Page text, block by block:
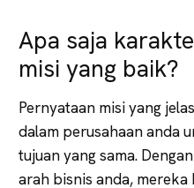
Apa saja
misi yang baik?
Pernyataan misi yang
dalam perusahaan anda
tujuan yang sama.
arah bisnis anda,